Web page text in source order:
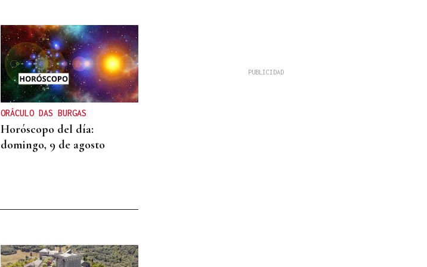
ORÁCULO DAS BURGAS
Horóscopo del día:
domingo, 9 de agosto